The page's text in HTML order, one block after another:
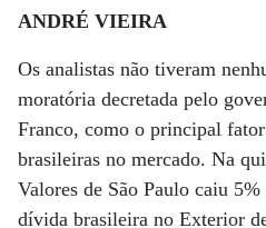
ANDRÉ VIEIRA
Os analistas não tiveram
moratória decretada pelo
Franco, como o principal
brasileiras no mercado. Na
Valores de São Paulo caiu
dívida brasileira no Exterior